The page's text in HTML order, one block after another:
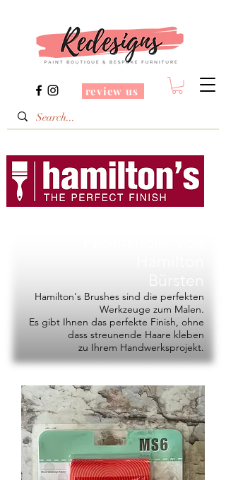
review us
Hamilton's Brushes sind die perfekten
Werkzeuge zum Malen.
Es gibt Ihnen das perfekte Finish, ohne
dass streunende Haare kleben
zu Ihrem Handwerksprojekt.